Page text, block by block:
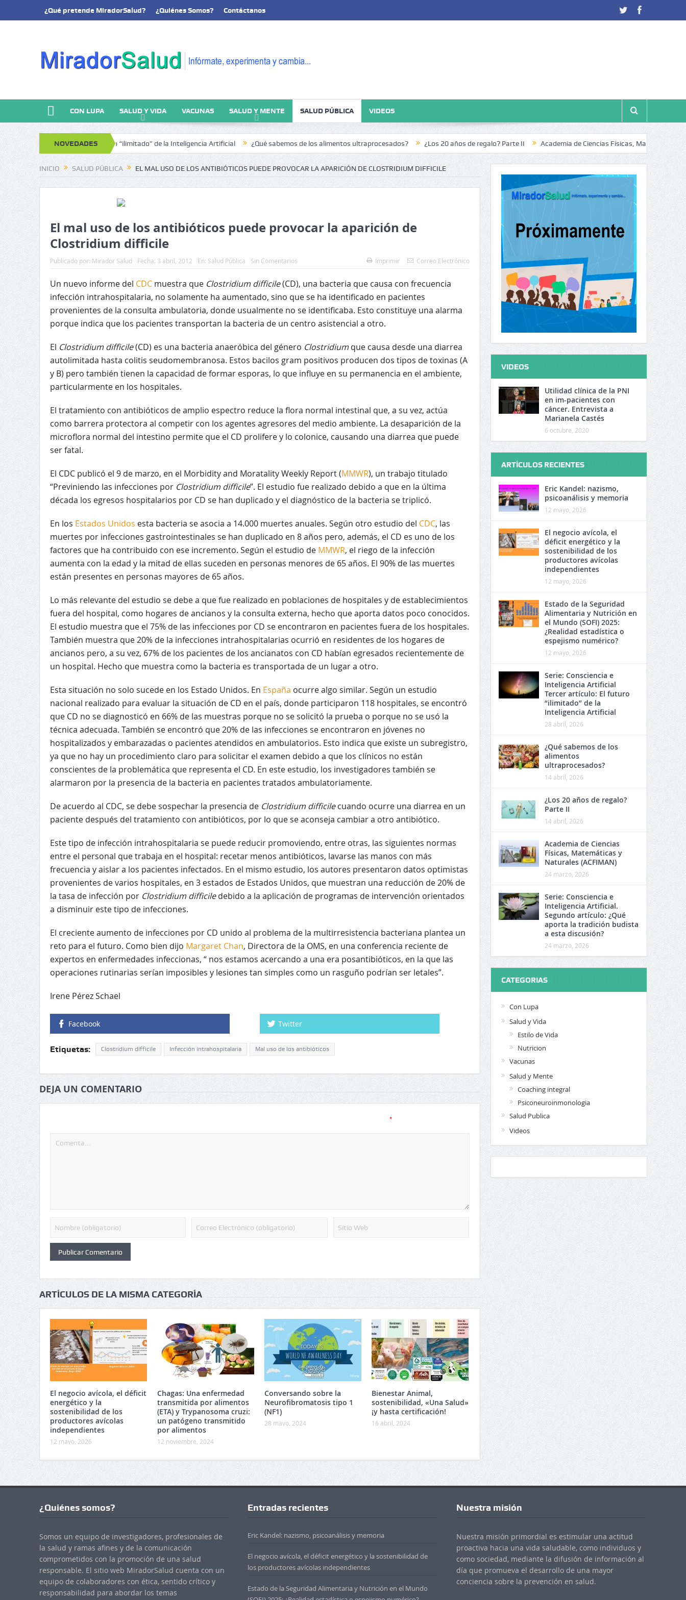
¿Qué pretende MiradorSalud? ¿Quiénes Somos? Contáctanos
CON LUPA SALUD Y VIDA VACUNAS SALUD Y MENTE SALUD PÚBLICA VIDEOS
NOVEDADES
Tercer artículo: El futuro “ilimitado” de la Inteligencia Artificial ¿Qué sabemos de los alimentos ultraprocesados? ¿Los 20 años de regalo? Parte II Academia de Ciencias Físicas, Matemáticas y
INICIO SALUD PÚBLICA EL MAL USO DE LOS ANTIBIÓTICOS PUEDE PROVOCAR LA APARICIÓN DE CLOSTRIDIUM DIFFICILE
El mal uso de los antibióticos puede provocar la aparición de
Clostridium difficile
Publicado por: Mirador Salud Fecha: 3 abril, 2012 En: Salud Pública Sin Comentarios Imprimir Correo Electrónico
Un nuevo informe del CDCmuestra que Clostridium difficile(CD), una bacteria que causa con frecuencia
infección intrahospitalaria, no solamente ha aumentado, sino que se ha identificado en pacientes
provenientes de la consulta ambulatoria, donde usualmente no se identificaba. Esto constituye una alarma
porque indica que los pacientes transportan la bacteria de un centro asistencial a otro.
El Clostridium difficile(CD) es una bacteria anaeróbica del género Clostridiumque causa desde una diarrea
autolimitada hasta colitis seudomembranosa. Estos bacilos gram positivos producen dos tipos de toxinas (A
y B) pero también tienen la capacidad de formar esporas, lo que influye en su permanencia en el ambiente,
particularmente en los hospitales.
El tratamiento con antibióticos de amplio espectro reduce la flora normal intestinal que, a su vez, actúa
como barrera protectora al competir con los agentes agresores del medio ambiente. La desaparición de la
microflora normal del intestino permite que el CD prolifere y lo colonice, causando una diarrea que puede
ser fatal.
El CDC publicó el 9 de marzo, en el Morbidity and Moratality Weekly Report (MMWR), un trabajo titulado
“Previniendo las infecciones por Clostridium difficile”. El estudio fue realizado debido a que en la última
década los egresos hospitalarios por CD se han duplicado y el diagnóstico de la bacteria se triplicó.
En los Estados Unidos esta bacteria se asocia a 14.000 muertes anuales. Según otro estudio del CDC, las
muertes por infecciones gastrointestinales se han duplicado en 8 años pero, además, el CD es uno de los
factores que ha contribuido con ese incremento. Según el estudio de MMWR, el riego de la infección
aumenta con la edad y la mitad de ellas suceden en personas menores de 65 años. El 90% de las muertes
están presentes en personas mayores de 65 años.
Lo más relevante del estudio se debe a que fue realizado en poblaciones de hospitales y de establecimientos
fuera del hospital, como hogares de ancianos y la consulta externa, hecho que aporta datos poco conocidos.
El estudio muestra que el 75% de las infecciones por CD se encontraron en pacientes fuera de los hospitales.
También muestra que 20% de la infecciones intrahospitalarias ocurrió en residentes de los hogares de
ancianos pero, a su vez, 67% de los pacientes de los ancianatos con CD habían egresados recientemente de
un hospital. Hecho que muestra como la bacteria es transportada de un lugar a otro.
Esta situación no solo sucede en los Estado Unidos. En España ocurre algo similar. Según un estudio
nacional realizado para evaluar la situación de CD en el país, donde participaron 118 hospitales, se encontró
que CD no se diagnosticó en 66% de las muestras porque no se solicitó la prueba o porque no se usó la
técnica adecuada. También se encontró que 20% de las infecciones se encontraron en jóvenes no
hospitalizados y embarazadas o pacientes atendidos en ambulatorios. Esto indica que existe un subregistro,
ya que no hay un procedimiento claro para solicitar el examen debido a que los clínicos no están
conscientes de la problemática que representa el CD. En este estudio, los investigadores también se
alarmaron por la presencia de la bacteria en pacientes tratados ambulatoriamente.
De acuerdo al CDC, se debe sospechar la presencia de Clostridium difficilecuando ocurre una diarrea en un
paciente después del tratamiento con antibióticos, por lo que se aconseja cambiar a otro antibiótico.
Este tipo de infección intrahospitalaria se puede reducir promoviendo, entre otras, las siguientes normas
entre el personal que trabaja en el hospital: recetar menos antibióticos, lavarse las manos con más
frecuencia y aislar a los pacientes infectados. En el mismo estudio, los autores presentaron datos optimistas
provenientes de varios hospitales, en 3 estados de Estados Unidos, que muestran una reducción de 20% de
la tasa de infección por Clostridium difficiledebido a la aplicación de programas de intervención orientados
a disminuir este tipo de infecciones.
El creciente aumento de infecciones por CD unido al problema de la multirresistencia bacteriana plantea un
reto para el futuro. Como bien dijo Margaret Chan, Directora de la OMS, en una conferencia reciente de
expertos en enfermedades infeccionas, “ nos estamos acercando a una era posantibióticos, en la que las
operaciones rutinarias serían imposibles y lesiones tan simples como un rasguño podrían ser letales”.
Irene Pérez Schael
Facebook Twitter
Etiquetas: Clostridium difficile Infección intrahospitalaria Mal uso de los antibióticos
DEJA UN COMENTARIO
*
ARTÍCULOS DE LA MISMA CATEGORÍA
El negocio avícola, el déficit
energético y la
sostenibilidad de los
productores avícolas
independientes
12 mayo, 2026
Chagas: Una enfermedad
transmitida por alimentos
(ETA) y Trypanosoma cruzi:
un patógeno transmitido
por alimentos
12 noviembre, 2024
Conversando sobre la
Neurofibromatosis tipo 1
(NF1)
28 mayo, 2024
Bienestar Animal,
sostenibilidad, «Una Salud»
¡y hasta certificación!
16 abril, 2024
VIDEOS
Utilidad clínica de la PNI
en im-pacientes con
cáncer. Entrevista a
Marianela Castés
6 octubre, 2020
ARTÍCULOS RECIENTES
Eric Kandel: nazismo,
psicoanálisis y memoria
12 mayo, 2026
El negocio avícola, el
déficit energético y la
sostenibilidad de los
productores avícolas
independientes
12 mayo, 2026
Estado de la Seguridad
Alimentaria y Nutrición en
el Mundo (SOFI) 2025:
¿Realidad estadística o
espejismo numérico?
12 mayo, 2026
Serie: Consciencia e
Inteligencia Artificial
Tercer artículo: El futuro
“ilimitado” de la
Inteligencia Artificial
28 abril, 2026
¿Qué sabemos de los
alimentos
ultraprocesados?
14 abril, 2026
¿Los 20 años de regalo?
Parte II
14 abril, 2026
Academia de Ciencias
Físicas, Matemáticas y
Naturales (ACFIMAN)
24 marzo, 2026
Serie: Consciencia e
Inteligencia Artificial.
Segundo artículo: ¿Qué
aporta la tradición budista
a esta discusión?
24 marzo, 2026
CATEGORIAS
Con Lupa
Salud y Vida
Estilo de Vida
Nutricion
Vacunas
Salud y Mente
Coaching integral
Psiconeuroinmonologia
Salud Publica
Videos
¿Quiénes somos?
Somos un equipo de investigadores, profesionales de
la salud y ramas afines y de la comunicación
comprometidos con la promoción de una salud
responsable. El sitio web MiradorSalud cuenta con un
equipo de colaboradores con ética, sentido crítico y
responsabilidad para abordar los temas
Entradas recientes
Eric Kandel: nazismo, psicoanálisis y memoria
El negocio avícola, el déficit energético y la sostenibilidad de
los productores avícolas independientes
Estado de la Seguridad Alimentaria y Nutrición en el Mundo
Nuestra misión
Nuestra misión primordial es estimular una actitud
proactiva hacia una vida saludable, como individuos y
como sociedad, mediante la difusión de información al
día que promueva el desarrollo de una mayor
conciencia sobre la prevención en salud.